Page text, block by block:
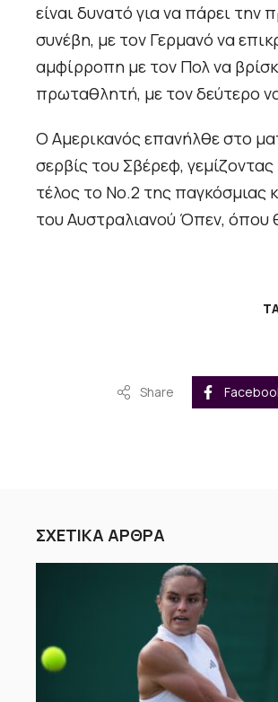
είναι δυνατό για να πάρει την
συνέβη, με τον Γερμανό να
αμφίρροπη με τον Πολ να
πρωταθλητή, με τον δεύτερο
Ο Αμερικανός επανήλθε στο
σερβίς του Σβέρεφ,
τέλος το Νο.2 της παγκόσμιας
του Αυστραλιανού Όπεν, όπου
Share
ΣΧΕΤΙΚΑ ΑΡΘΡΑ